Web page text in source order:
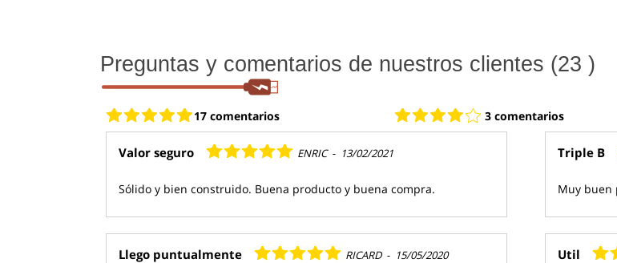
Preguntas y comentarios de nuestros clientes (23 )
17 comentarios 3 comentarios
Valor seguro ENRIC - 13/02/2021
Sólido y bien construido. Buena producto y buena compra.
Llego puntualmente RICARD - 15/05/2020
Triple B
Muy buen
Util